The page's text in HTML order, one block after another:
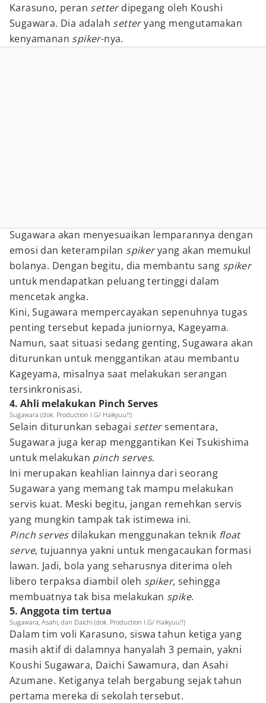
Karasuno, peran setterdipegang oleh Koushi
Sugawara. Dia adalah setteryang mengutamakan
kenyamanan spiker-nya.
Sugawara akan menyesuaikan lemparannya dengan
emosi dan keterampilan spikeryang akan memukul
bolanya. Dengan begitu, dia membantu sang spiker
untuk mendapatkan peluang tertinggi dalam
mencetak angka.
Kini, Sugawara mempercayakan sepenuhnya tugas
penting tersebut kepada juniornya, Kageyama.
Namun, saat situasi sedang genting, Sugawara akan
diturunkan untuk menggantikan atau membantu
Kageyama, misalnya saat melakukan serangan
tersinkronisasi.
4. Ahli melakukan Pinch Serves
Sugawara (dok. Production I.G/ Haikyuu!!)
Selain diturunkan sebagai settersementara,
Sugawara juga kerap menggantikan Kei Tsukishima
untuk melakukan pinch serves.
Ini merupakan keahlian lainnya dari seorang
Sugawara yang memang tak mampu melakukan
servis kuat. Meski begitu, jangan remehkan servis
yang mungkin tampak tak istimewa ini.
Pinch servesdilakukan menggunakan teknik float
serve, tujuannya yakni untuk mengacaukan formasi
lawan. Jadi, bola yang seharusnya diterima oleh
libero terpaksa diambil oleh spiker, sehingga
membuatnya tak bisa melakukan spike.
5. Anggota tim tertua
Sugawara, Asahi, dan Daichi (dok. Production I.G/ Haikyuu!!)
Dalam tim voli Karasuno, siswa tahun ketiga yang
masih aktif di dalamnya hanyalah 3 pemain, yakni
Koushi Sugawara, Daichi Sawamura, dan Asahi
Azumane. Ketiganya telah bergabung sejak tahun
pertama mereka di sekolah tersebut.